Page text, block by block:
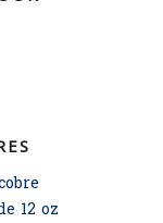
12 oz